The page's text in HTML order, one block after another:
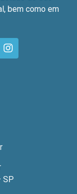
bem como em
SP